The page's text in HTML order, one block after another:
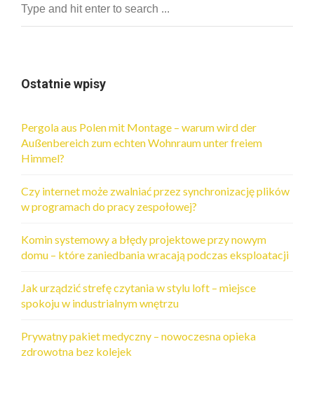
Ostatnie wpisy
Pergola aus Polen mit Montage – warum wird der
Außenbereich zum echten Wohnraum unter freiem
Himmel?
Czy internet może zwalniać przez synchronizację plików
w programach do pracy zespołowej?
Komin systemowy a błędy projektowe przy nowym
domu – które zaniedbania wracają podczas eksploatacji
Jak urządzić strefę czytania w stylu loft – miejsce
spokoju w industrialnym wnętrzu
Prywatny pakiet medyczny – nowoczesna opieka
zdrowotna bez kolejek